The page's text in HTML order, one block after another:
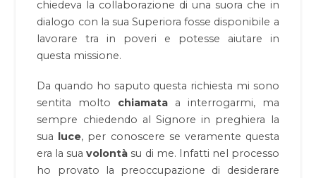
chiedeva la collaborazione di una suora che in
dialogo con la sua Superiora fosse disponibile a
lavorare tra in poveri e potesse aiutare in
questa missione.
Da quando ho saputo questa richiesta mi sono
sentita molto chiamata a interrogarmi, ma
sempre chiedendo al Signore in preghiera la
sua luce, per conoscere se veramente questa
era la suavolontà su di me. Infatti nel processo
ho provato la preoccupazione di desiderare